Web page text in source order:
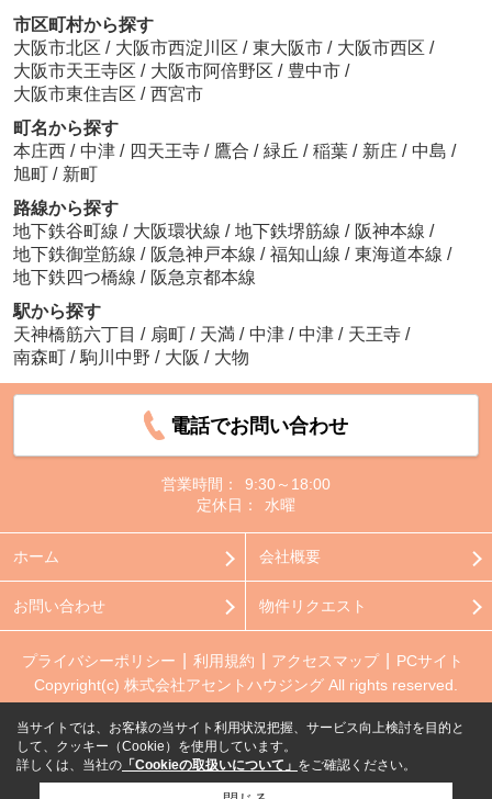
市区町村から探す
大阪市北区 / 大阪市西淀川区 / 東大阪市 / 大阪市西区 /
大阪市天王寺区 / 大阪市阿倍野区 / 豊中市 /
大阪市東住吉区 / 西宮市
町名から探す
本庄西 / 中津 / 四天王寺 / 鷹合 / 緑丘 / 稲葉 / 新庄 / 中島 /
旭町 / 新町
路線から探す
地下鉄谷町線 / 大阪環状線 / 地下鉄堺筋線 / 阪神本線 /
地下鉄御堂筋線 / 阪急神戸本線 / 福知山線 / 東海道本線 /
地下鉄四つ橋線 / 阪急京都本線
駅から探す
天神橋筋六丁目 / 扇町 / 天満 / 中津 / 中津 / 天王寺 /
南森町 / 駒川中野 / 大阪 / 大物
電話でお問い合わせ
営業時間：
9:30～18:00
定休日：
水曜
ホーム 会社概要
お問い合わせ 物件リクエスト
プライバシーポリシー 利用規約 アクセスマップ
PCサイト
Copyright(c) 株式会社アセントハウジング All rights reserved.
当サイトでは、お客様の当サイト利用状況把握、サービス向上検討を目的と
して、クッキー（Cookie）を使用しています。
詳しくは、当社の 「Cookieの取扱いについて」 をご確認ください。